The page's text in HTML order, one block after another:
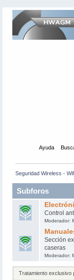
Ayuda
Seguridad Wireless -
Subforos
Control
Moderador:
Sección
caseras
Moderador:
Tratamiento exclusivo